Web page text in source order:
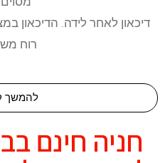
דיכאון לאחר לידה. הדיכאון
רוח
להמשך
חניה חינם